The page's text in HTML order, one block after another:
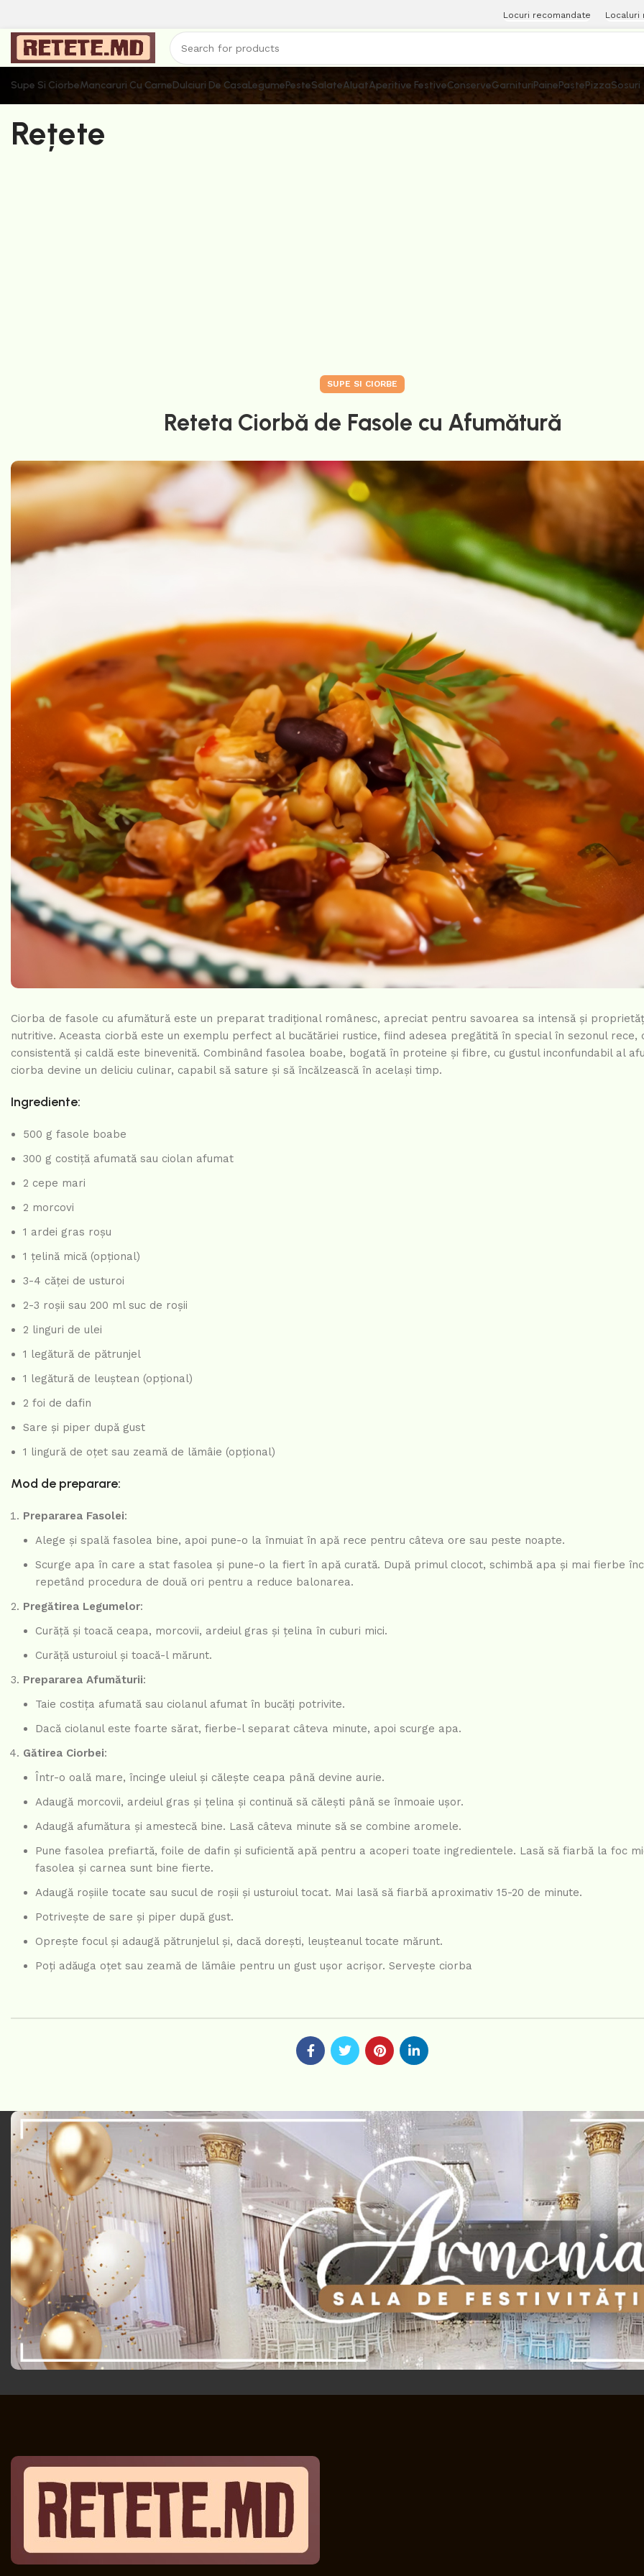
Locuri recomandate Localuri
Supe Si CiorbeMancaruri Cu CarneDulciuri De CasaLegumePesteSalateAluatAperitive FestiveConserveGarnituriPainePastePizzaSosuri
Rețete
SUPE SI CIORBE
Reteta Ciorbă de Fasole cu Afumătură
Ciorba de fasole cu afumătură este un preparat tradițional românesc, apreciat pentru savoarea sa intensă și
nutritive. Aceasta ciorbă este un exemplu perfect al bucătăriei rustice, fiind adesea pregătită în special în sezonul rece,
consistentă și caldă este binevenită. Combinând fasolea boabe, bogată în proteine și fibre, cu gustul inconfundabil al
ciorba devine un deliciu culinar, capabil să sature și să încălzească în același timp.
Ingrediente:
500 g fasole boabe
300 g costiță afumată sau ciolan afumat
2 cepe mari
2 morcovi
1 ardei gras roșu
1 țelină mică (opțional)
3-4 căței de usturoi
2-3 roșii sau 200 ml suc de roșii
2 linguri de ulei
1 legătură de pătrunjel
1 legătură de leuștean (opțional)
2 foi de dafin
Sare și piper după gust
1 lingură de oțet sau zeamă de lămâie (opțional)
Mod de preparare:
Prepararea Fasolei:
Alege și spală fasolea bine, apoi pune-o la înmuiat în apă rece pentru câteva ore sau peste noapte.
Scurge apa în care a stat fasolea și pune-o la fiert în apă curată. După primul clocot, schimbă apa și mai fierbe
repetând procedura de două ori pentru a reduce balonarea.
Pregătirea Legumelor:
Curăță și toacă ceapa, morcovii, ardeiul gras și țelina în cuburi mici.
Curăță usturoiul și toacă-l mărunt.
Prepararea Afumăturii:
Taie costița afumată sau ciolanul afumat în bucăți potrivite.
Dacă ciolanul este foarte sărat, fierbe-l separat câteva minute, apoi scurge apa.
Gătirea Ciorbei:
Într-o oală mare, încinge uleiul și călește ceapa până devine aurie.
Adaugă morcovii, ardeiul gras și țelina și continuă să călești până se înmoaie ușor.
Adaugă afumătura și amestecă bine. Lasă câteva minute să se combine aromele.
Pune fasolea prefiartă, foile de dafin și suficientă apă pentru a acoperi toate ingredientele. Lasă să fiarbă la foc
fasolea și carnea sunt bine fierte.
Adaugă roșiile tocate sau sucul de roșii și usturoiul tocat. Mai lasă să fiarbă aproximativ 15-20 de minute.
Potrivește de sare și piper după gust.
Oprește focul și adaugă pătrunjelul și, dacă dorești, leușteanul tocate mărunt.
Poți adăuga oțet sau zeamă de lămâie pentru un gust ușor acrișor. Servește ciorba